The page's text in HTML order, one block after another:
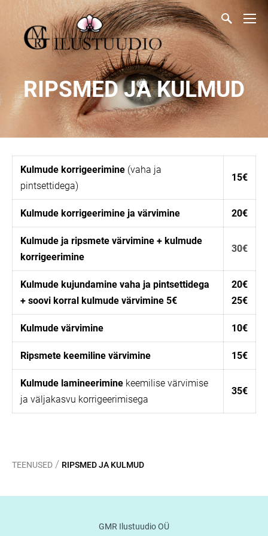
RIPSMED JA KULMUD
Kulmude korrigeerimine (vaha ja
pintsettidega)
15€
Kulmude korrigeerimine ja värvimine 20€
Kulmude ja ripsmete värvimine + kulmude
korrigeerimine
30€
Kulmude kujundamine vaha ja pintsettidega
+ soovi korral kulmude värvimine 5€
20€
25€
Kulmude värvimine 10€
Ripsmete keemiline värvimine 15€
Kulmude lamineerimine keemilise värvimise
ja väljakasvu korrigeerimisega
35€
TEENUSED / RIPSMED JA KULMUD
GMR Ilustuudio OÜ